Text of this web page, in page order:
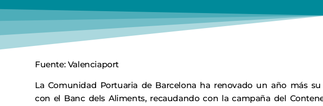
Fuente: Valenciaport
La Comunidad Portuaria de Barcelona ha renovado un año más
con el Banc dels Aliments, recaudando con la campaña del